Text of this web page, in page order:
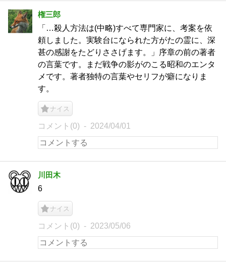
権三郎
「…殺人方法は(中略)すべて専門家に、考案を依
頼しました。実験台になられた方がたの霊に、深
甚の感謝をたどりささげます。」序章の前の著者
の言葉です。まだ戦争の影がのこる昭和のエンタ
メです。著者独特の言葉やセリフが癖になりま
す。
ナイス
コメント(0) 2024/04/01
川田木
6
ナイス
コメント(0) 2023/05/06